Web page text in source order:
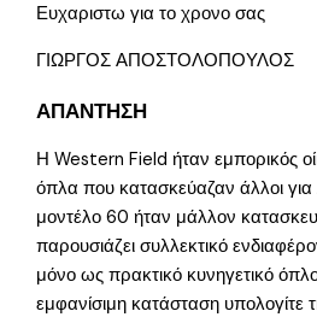
Ευχαριστω για το χρονο σας
ΓΙΩΡΓΟΣ ΑΠΟΣΤΟΛΟΠΟΥΛΟΣ
ΑΠΑΝΤΗΣΗ
Η Western Field ήταν εμπορικός
όπλα που κατασκεύαζαν άλλοι
μοντέλο 60 ήταν μάλλον
παρουσιάζει συλλεκτικό
μόνο ως πρακτικό κυνηγετικό
εμφανίσιμη κατάσταση υπολογίτε